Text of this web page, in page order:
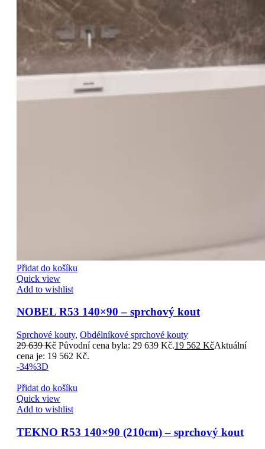
Přidat do košíku
Quick view
Add to wishlist
NOBEL R53 140×90 – sprchový kout
Sprchové kouty, Obdélníkové sprchové kouty
29 639Kč Původní cena byla: 29 639 Kč.19 562 KčAktuální
cena je: 19 562 Kč.
-34%3D
Přidat do košíku
Quick view
Add to wishlist
TEKNO R53 140×90 (210cm) – sprchový kout